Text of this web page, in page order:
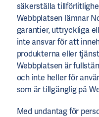
säkerställa
Webbplatsen lämnar
garantier, uttryckliga
inte ansvar för att
produkterna eller
Webbplatsen är
och inte heller för
som är tillgänglig på
Med undantag för